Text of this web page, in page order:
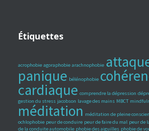
Étiquettes
acrophobie agoraphobie arachnophobie
panique bélénophobie
cardiaque comprendre la dépression
gestion du stress jacobson lavage des mains MBCT
méditation méditation de pleine
ochlophobie peur de conduire peur de faire du mal peur de
de la conduite automobile phobie des aiguilles phobie de